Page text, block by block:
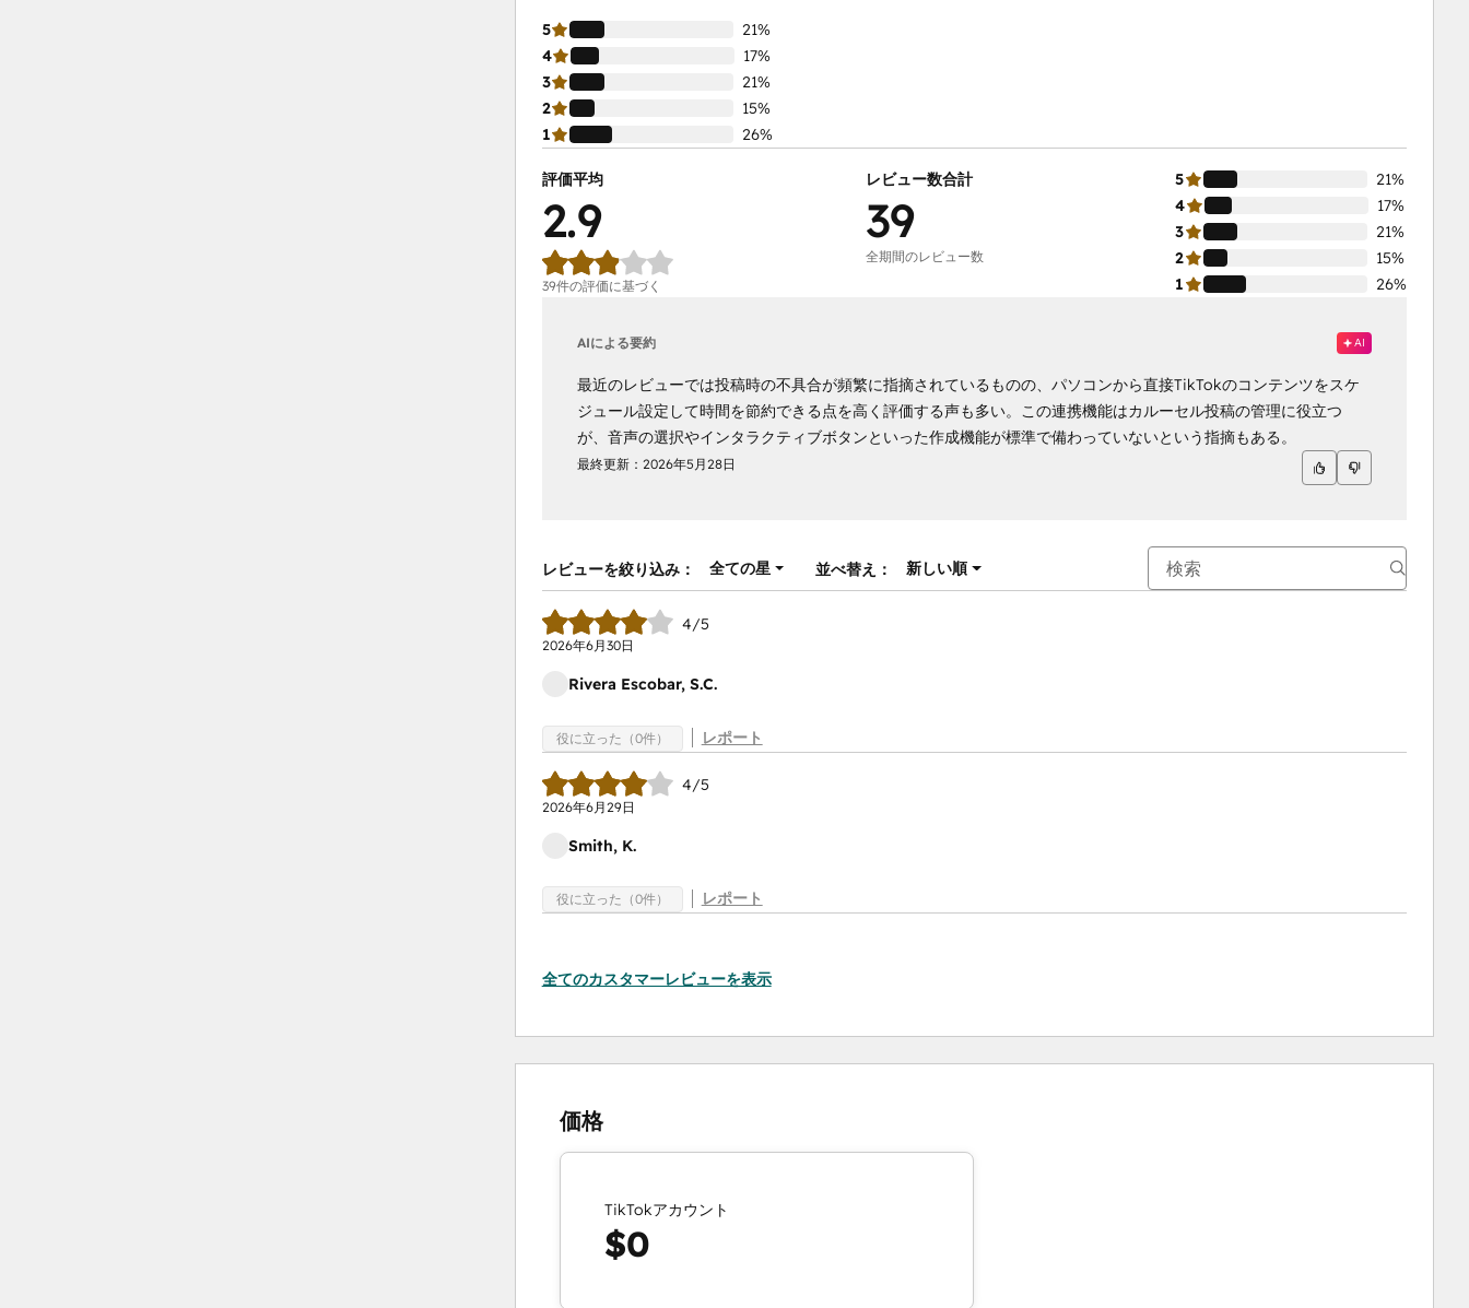
5
21%
4
17%
3
21%
2
15%
1
26%
評価平均
2.9
39件の評価に基づく
レビュー数合計
39
全期間のレビュー数
5
21%
4
17%
3
21%
2
15%
1
26%
AIによる要約 AI
最近のレビューでは投稿時の不具合が頻繁に指摘されているものの、パソコンから直接TikTokのコンテンツをスケ
ジュール設定して時間を節約できる点を高く評価する声も多い。この連携機能はカルーセル投稿の管理に役立つ
が、音声の選択やインタラクティブボタンといった作成機能が標準で備わっていないという指摘もある。
最終更新： 2026年5月28日
レビューを絞り込み： 全ての星 並べ替え： 新しい順
4/5
2026年6月30日
Rivera Escobar, S.C.
役に立った（0件） レポート
4/5
2026年6月29日
Smith, K.
役に立った（0件） レポート
全てのカスタマーレビューを表示
価格
TikTokアカウント
$0